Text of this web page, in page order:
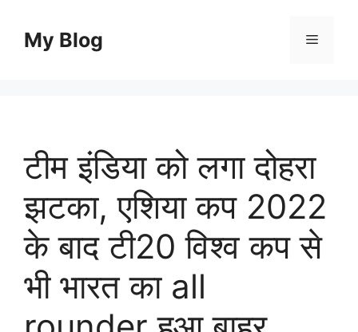
contentMy Blog Menu
टीम इंडिया को लगा दोहरा
झटका, एशिया कप 2022
के बाद टी20 विश्व कप से
भी भारत का all